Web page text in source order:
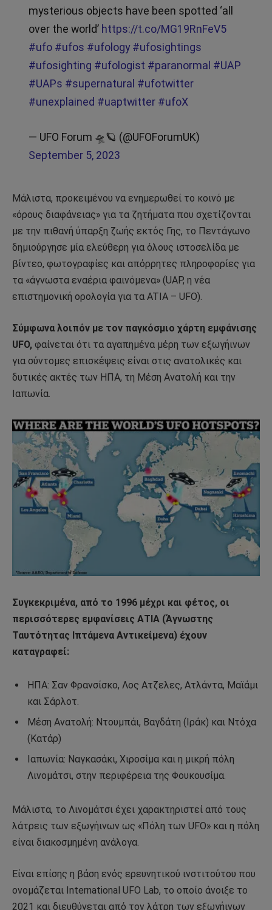
mysterious objects have been spotted ‘all
over the world’ https://t.co/MG19RnFeV5
#ufo #ufos #ufology #ufosightings
#ufosighting #ufologist #paranormal #UAP
#UAPs #supernatural #ufotwitter
#unexplained #uaptwitter #ufoX
— UFO Forum 🛸🪐 (@UFOForumUK)
September 5, 2023
Μάλιστα, προκειμένου να ενημερωθεί το κοινό με
«όρους διαφάνειας» για τα ζητήματα που σχετίζονται
με την πιθανή ύπαρξη ζωής εκτός Γης, το Πεντάγωνο
δημιούργησε μία ελεύθερη για όλους ιστοσελίδα με
βίντεο, φωτογραφίες και απόρρητες πληροφορίες για
τα «άγνωστα εναέρια φαινόμενα» (UAP, η νέα
επιστημονική ορολογία για τα ATIA – UFO).
Σύμφωνα λοιπόν με τον παγκόσμιο χάρτη εμφάνισης
UFO, φαίνεται ότι τα αγαπημένα μέρη των εξωγήινων
για σύντομες επισκέψεις είναι στις ανατολικές και
δυτικές ακτές των ΗΠΑ, τη Μέση Ανατολή και την
Ιαπωνία.
Συγκεκριμένα, από το 1996 μέχρι και φέτος, οι
περισσότερες εμφανίσεις ΑΤΙΑ (Άγνωστης
Ταυτότητας Ιπτάμενα Αντικείμενα) έχουν
καταγραφεί:
ΗΠΑ: Σαν Φρανσίσκο, Λος Ατζελες, Ατλάντα, Μαϊάμι
και Σάρλοτ.
Μέση Ανατολή: Ντουμπάι, Βαγδάτη (Ιράκ) και Ντόχα
(Κατάρ)
Ιαπωνία: Ναγκασάκι, Χιροσίμα και η μικρή πόλη
Λινομάτσι, στην περιφέρεια της Φουκουσίμα.
Μάλιστα, το Λινομάτσι έχει χαρακτηριστεί από τους
λάτρεις των εξωγήινων ως «Πόλη των UFO» και η πόλη
είναι διακοσμημένη ανάλογα.
Είναι επίσης η βάση ενός ερευνητικού ινστιτούτου που
ονομάζεται International UFO Lab, το οποίο άνοιξε το
2021 και διευθύνεται από τον λάτρη των εξωγήινων